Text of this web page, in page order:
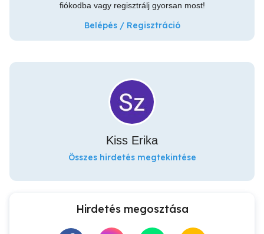
fiókodba vagy regisztrálj gyorsan most!
Belépés / Regisztráció
Kiss Erika
Összes hirdetés megtekintése
Hirdetés megosztása